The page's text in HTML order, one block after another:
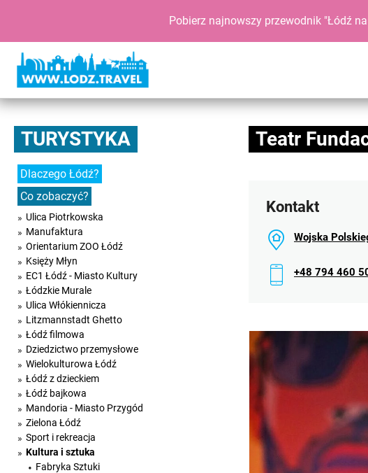
Pobierz najnowszy przewodnik "Łódź na
TURYSTYKA
Dlaczego Łódź?
Co zobaczyć?
Ulica Piotrkowska
Manufaktura
Orientarium ZOO Łódź
Księży Młyn
EC1 Łódź - Miasto Kultury
Łódzkie Murale
Ulica Włókiennicza
Litzmannstadt Ghetto
Łódź filmowa
Dziedzictwo przemysłowe
Wielokulturowa Łódź
Łódź z dzieckiem
Łódź bajkowa
Mandoria - Miasto Przygód
Zielona Łódź
Sport i rekreacja
Kultura i sztuka
Fabryka Sztuki
Teatr
Kontakt
Wojska
+48 794 460